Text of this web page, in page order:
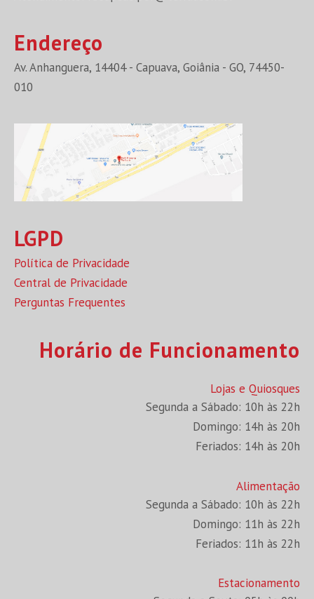
Endereço
Av. Anhanguera, 14404 - Capuava, Goiânia - GO, 74450-
010
LGPD
Política de Privacidade
Central de Privacidade
Perguntas Frequentes
Horário de Funcionamento
Lojas e Quiosques
Segunda a Sábado: 10h às 22h
Domingo: 14h às 20h
Feriados: 14h às 20h
Alimentação
Segunda a Sábado: 10h às 22h
Domingo: 11h às 22h
Feriados: 11h às 22h
Estacionamento